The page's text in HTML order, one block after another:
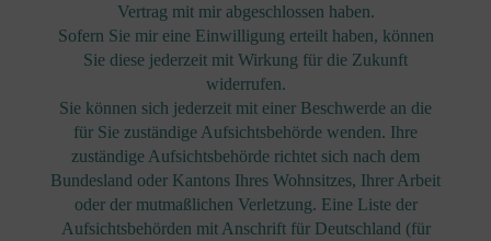
Vertrag mit mir abgeschlossen haben.
Sofern Sie mir eine Einwilligung erteilt haben, können
Sie diese jederzeit mit Wirkung für die Zukunft
widerrufen.
Sie können sich jederzeit mit einer Beschwerde an die
für Sie zuständige Aufsichtsbehörde wenden. Ihre
zuständige Aufsichtsbehörde richtet sich nach dem
Bundesland oder Kantons Ihres Wohnsitzes, Ihrer Arbeit
oder der mutmaßlichen Verletzung. Eine Liste der
Aufsichtsbehörden mit Anschrift für Deutschland (für